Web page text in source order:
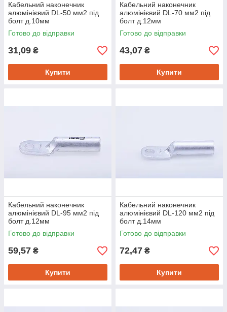
Кабельний наконечник
алюмінієвий DL-50 мм2 під
болт д.10мм
Готово до відправки
31,09 ₴
Купити
Кабельний наконечник
алюмінієвий DL-70 мм2 під
болт д.12мм
Готово до відправки
43,07 ₴
Купити
Кабельний наконечник
алюмінієвий DL-95 мм2 під
болт д.12мм
Готово до відправки
59,57 ₴
Купити
Кабельний наконечник
алюмінієвий DL-120 мм2 під
болт д.14мм
Готово до відправки
72,47 ₴
Купити